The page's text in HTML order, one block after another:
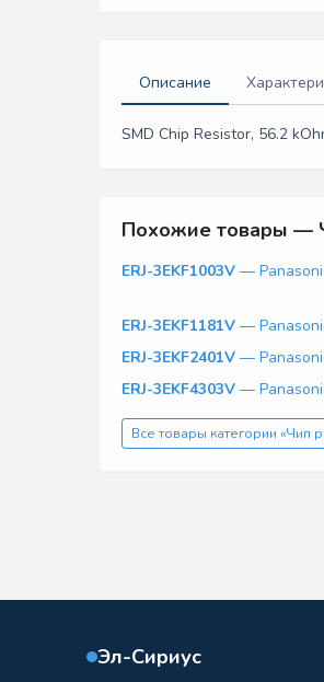
Описание
SMD Chip Resistor, 56.2
Похожие товары —
ERJ-3EKF1003V —
ERJ-3EKF1181V —
ERJ-3EKF2401V —
ERJ-3EKF4303V —
Все товары категории «Чип
Эл-Сириус